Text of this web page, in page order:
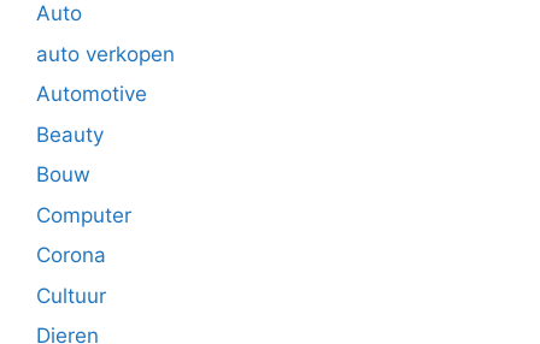
Auto
auto verkopen
Automotive
Beauty
Bouw
Computer
Corona
Cultuur
Dieren